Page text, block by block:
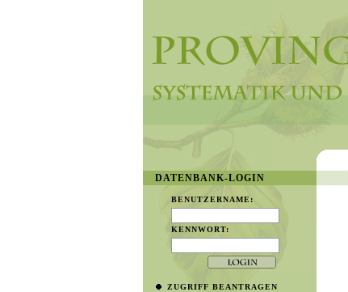
DATENBANK-LOGIN
BENUTZERNAME:
KENNWORT:
ZUGRIFF BEANTRAGEN